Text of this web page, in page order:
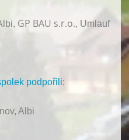
GP BAU s.r.o., Umlauf
podpořili:
Albi